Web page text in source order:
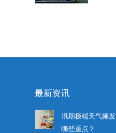
最新资讯
汛期极端天气频
哪些重点？